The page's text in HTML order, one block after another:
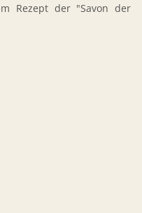
Rezept der "Savon der